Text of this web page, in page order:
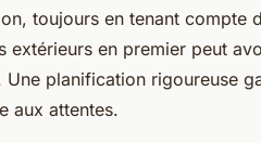
toujours en tenant
extérieurs en premier peut
planification rigoureuse
aux attentes.